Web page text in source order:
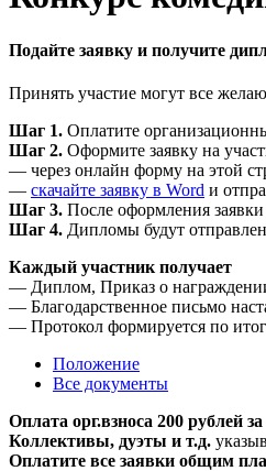
Подайте заявку и получите
Принять участие могут все
Шаг 1. Оплатите
Шаг 2. Оформите заявку на
— через онлайн форму на этой
— скачайте заявку в Word и
Шаг 3. После оформления
Шаг 4. Дипломы будут
Каждый участник получает
— Диплом, Приказ о
— Благодарственное письмо
— Протокол формируется по
Положение
Все документы
Оплата орг.взноса 200 рублей
Коллективы, дуэты и т.д.
Оплатите все заявки общим